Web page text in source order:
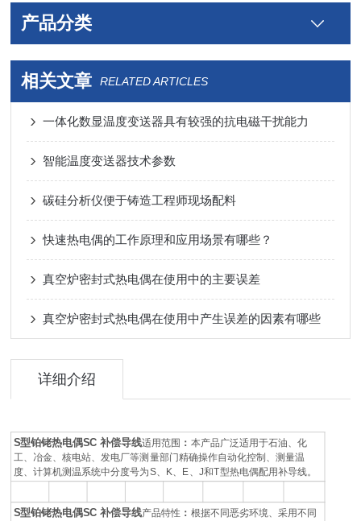
产品分类
相关文章 RELATED ARTICLES
一体化数显温度变送器具有较强的抗电磁干扰能力
智能温度变送器技术参数
碳硅分析仪便于铸造工程师现场配料
快速热电偶的工作原理和应用场景有哪些？
真空炉密封式热电偶在使用中的主要误差
真空炉密封式热电偶在使用中产生误差的因素有哪些
详细介绍
S型铂铑热电偶SC 补偿导线适用范围 ： 本产品广泛适用于石油、化
工、冶金、核电站、发电厂等测量部门精确操作自动化控制、测量温
度、计算机测温系统中分度号为S、K、E、J和T型热电偶配用补导线。
S型铂铑热电偶SC 补偿导线产品特性 ： 根据不同恶劣环境、采用不同